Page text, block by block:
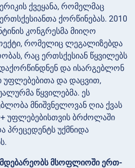
ქვეყანა, რომელმაც
ქორწინებას. 2010
კონგრესმა მიიღო
რომელიც ლეგალიზებდა
რაც ერთსქესიან წყვილებს
და ისარგებლონ
უფლებებითა და დაცვით,
წყვილებმა. ეს
მნიშვნელოვან ღია ქვას
უფლებებისთვის ბრძოლაში
პრეცედენტს უქმნიდა
მდებარეობს მსოფლიოში ერთ-